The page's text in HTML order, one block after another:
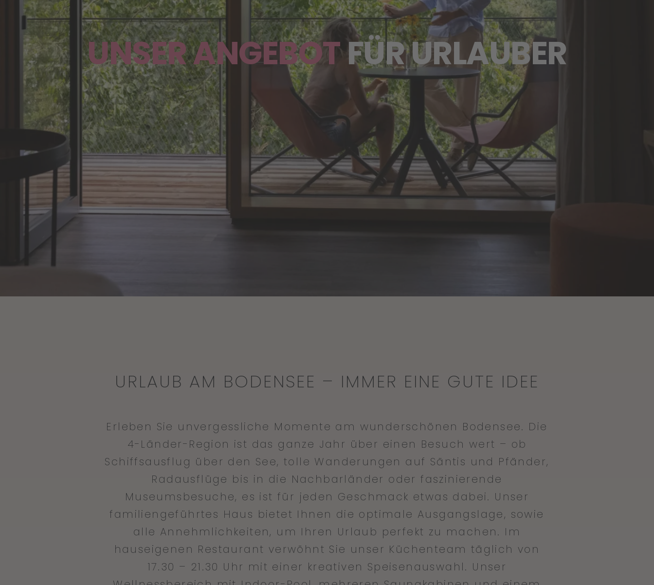
UNSER ANGEBOTFÜR URLAUBER
URLAUB AM BODENSEE – IMMER EINE GUTE IDEE
Erleben Sie unvergessliche Momente am wunderschönen Bodensee. Die
4-Länder-Region ist das ganze Jahr über einen Besuch wert – ob
Schiffsausflug über den See, tolle Wanderungen auf Säntis und Pfänder,
Radausflüge bis in die Nachbarländer oder faszinierende
Museumsbesuche, es ist für jeden Geschmack etwas dabei. Unser
familiengeführtes Haus bietet Ihnen die optimale Ausgangslage, sowie
alle Annehmlichkeiten, um Ihren Urlaub perfekt zu machen. Im
hauseigenen Restaurant verwöhnt Sie unser Küchenteam täglich von
17.30 – 21.30 Uhr mit einer kreativen Speisenauswahl. Unser